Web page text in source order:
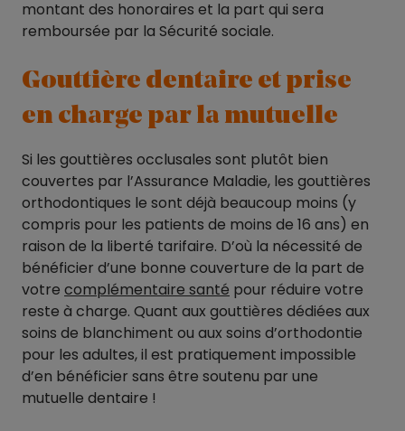
montant des honoraires et la part qui sera
remboursée par la Sécurité sociale.
Gouttière dentaire et prise
en charge par la mutuelle
Si les gouttières occlusales sont plutôt bien
couvertes par l’Assurance Maladie, les gouttières
orthodontiques le sont déjà beaucoup moins (y
compris pour les patients de moins de 16 ans) en
raison de la liberté tarifaire. D’où la nécessité de
bénéficier d’une bonne couverture de la part de
votre complémentaire santé pour réduire votre
reste à charge. Quant aux gouttières dédiées aux
soins de blanchiment ou aux soins d’orthodontie
pour les adultes, il est pratiquement impossible
d’en bénéficier sans être soutenu par une
mutuelle dentaire !